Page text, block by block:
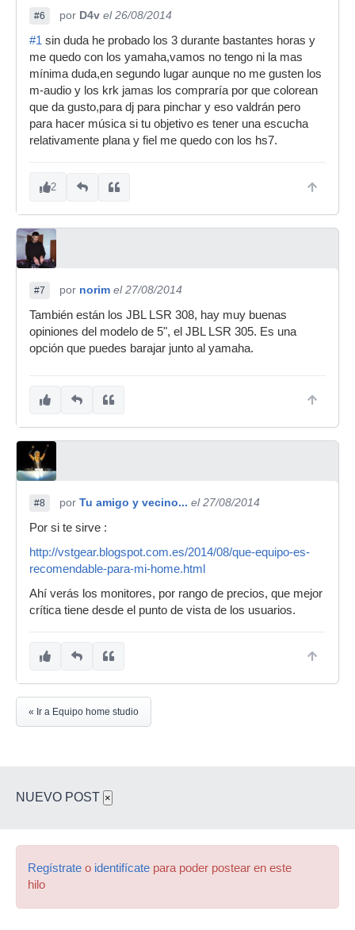
#6 por D4v el 26/08/2014
#1 sin duda he probado los 3 durante bastantes horas y
me quedo con los yamaha,vamos no tengo ni la mas
mínima duda,en segundo lugar aunque no me gusten los
m-audio y los krk jamas los compraría por que colorean
que da gusto,para dj para pinchar y eso valdrán pero
para hacer música si tu objetivo es tener una escucha
relativamente plana y fiel me quedo con los hs7.
2
#7 por norim el 27/08/2014
También están los JBL LSR 308, hay muy buenas
opiniones del modelo de 5", el JBL LSR 305. Es una
opción que puedes barajar junto al yamaha.
#8 por Tu amigo y vecino... el 27/08/2014
Por si te sirve :
http://vstgear.blogspot.com.es/2014/08/que-equipo-es-
recomendable-para-mi-home.html
Ahí verás los monitores, por rango de precios, que mejor
crítica tiene desde el punto de vista de los usuarios.
« Ir a Equipo home studio
NUEVO POST ×
Regístrate o identifícate para poder postear en este
hilo